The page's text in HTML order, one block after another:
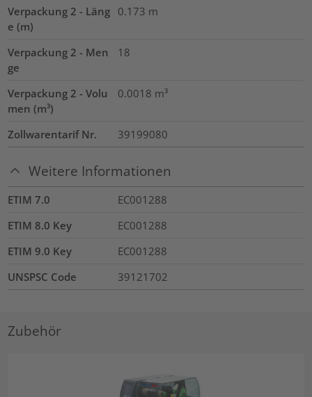
Verpackung 2 - Läng
e (m)
0.173 m
Verpackung 2 - Men
ge
18
Verpackung 2 - Volu
men (m³)
0.0018 m³
Zollwarentarif Nr. 39199080
Weitere Informationen
ETIM 7.0
EC001288
ETIM 8.0 Key
EC001288
ETIM 9.0 Key
EC001288
UNSPSC Code
39121702
Zubehör